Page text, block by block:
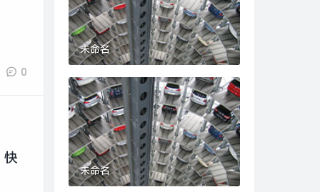
0
未命名
未命名